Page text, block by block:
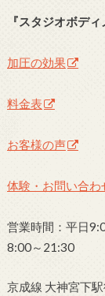
『スタジオボディ
加圧の効果
料金表
お客様の声
体験・お問い合わ
営業時間：平日
8:00～21:30
京成線 大神宮下